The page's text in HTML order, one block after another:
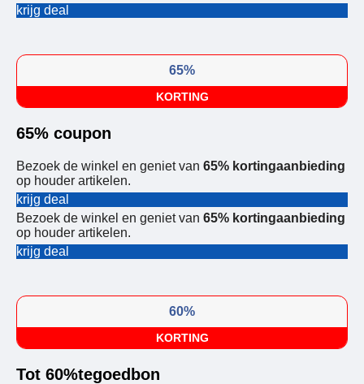
krijg deal
65%
KORTING
65% coupon
Bezoek de winkel en geniet van 65% kortingaanbieding
op houder artikelen.
krijg deal
Bezoek de winkel en geniet van 65% kortingaanbieding
op houder artikelen.
krijg deal
60%
KORTING
Tot 60%tegoedbon